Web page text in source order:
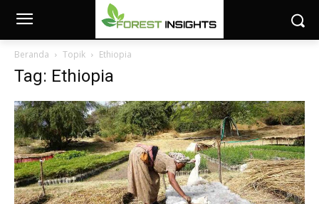
Beranda Topik Ethiopia
Tag: Ethiopia